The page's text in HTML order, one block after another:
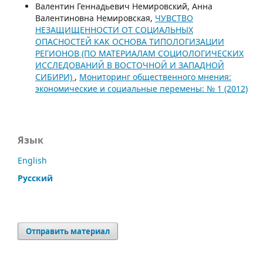
Валентин Геннадьевич Немировский, Анна
Валентиновна Немировская, ЧУВСТВО
НЕЗАЩИЩЕННОСТИ ОТ СОЦИАЛЬНЫХ
ОПАСНОСТЕЙ КАК ОСНОВА ТИПОЛОГИЗАЦИИ
РЕГИОНОВ (ПО МАТЕРИАЛАМ СОЦИОЛОГИЧЕСКИХ
ИССЛЕДОВАНИЙ В ВОСТОЧНОЙ И ЗАПАДНОЙ
СИБИРИ) , Мониторинг общественного мнения:
экономические и социальные перемены: № 1 (2012)
Язык
English
Русский
Отправить материал